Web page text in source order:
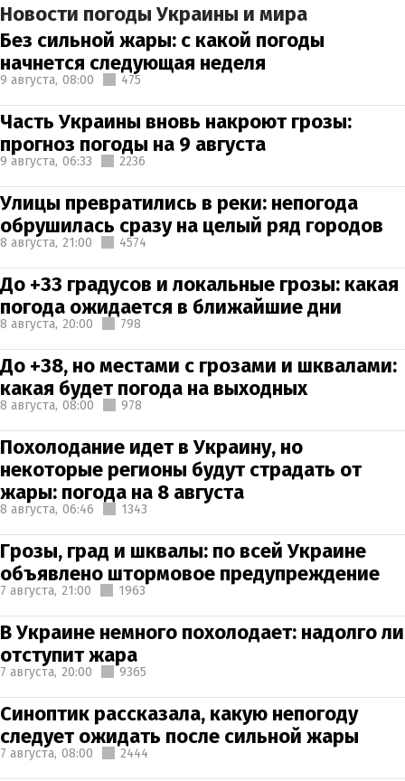
Новости погоды Украины и мира
Без сильной жары: с какой погоды
начнется следующая неделя
9 августа, 08:00 475
Часть Украины вновь накроют грозы:
прогноз погоды на 9 августа
9 августа, 06:33 2236
Улицы превратились в реки: непогода
обрушилась сразу на целый ряд городов
8 августа, 21:00 4574
До +33 градусов и локальные грозы: какая
погода ожидается в ближайшие дни
8 августа, 20:00 798
До +38, но местами с грозами и шквалами:
какая будет погода на выходных
8 августа, 08:00 978
Похолодание идет в Украину, но
некоторые регионы будут страдать от
жары: погода на 8 августа
8 августа, 06:46 1343
Грозы, град и шквалы: по всей Украине
объявлено штормовое предупреждение
7 августа, 21:00 1963
В Украине немного похолодает: надолго ли
отступит жара
7 августа, 20:00 9365
Синоптик рассказала, какую непогоду
следует ожидать после сильной жары
7 августа, 08:00 2444